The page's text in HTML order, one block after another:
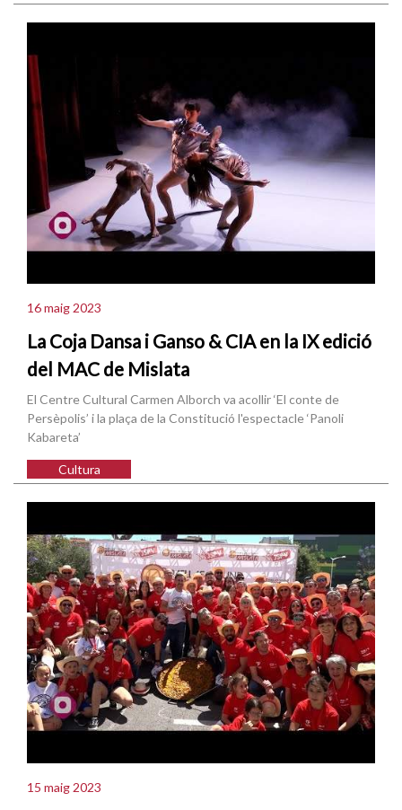
16 maig 2023
La Coja Dansa i Ganso & CIA en la IX edició
del MAC de Mislata
El Centre Cultural Carmen Alborch va acollir ‘El conte de
Persèpolis’ i la plaça de la Constitució l'espectacle ‘Panoli
Kabareta’
Cultura
15 maig 2023